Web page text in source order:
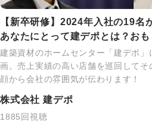
【新卒研修】2024年入社の19名
あなたにとって建デポとは？お
建築資材のホームセンター「建デポ
画。売上実績の高い店舗を巡回して
顔から会社の雰囲気が伝わります！
株式会社 建デポ
1885回視聴